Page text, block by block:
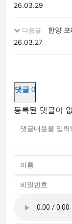
26.03.29
다음글
한양
26.03.27
댓글 0
등록된 댓글이